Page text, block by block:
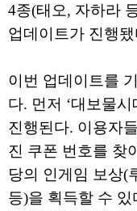
4종(태오, 자하라
업데이트가 진행됐
이번 업데이트를
다. 먼저 ‘대보물
진행된다. 이용자
진 쿠폰 번호를 찾
당의 인게임 보상(
등)을 획득할 수